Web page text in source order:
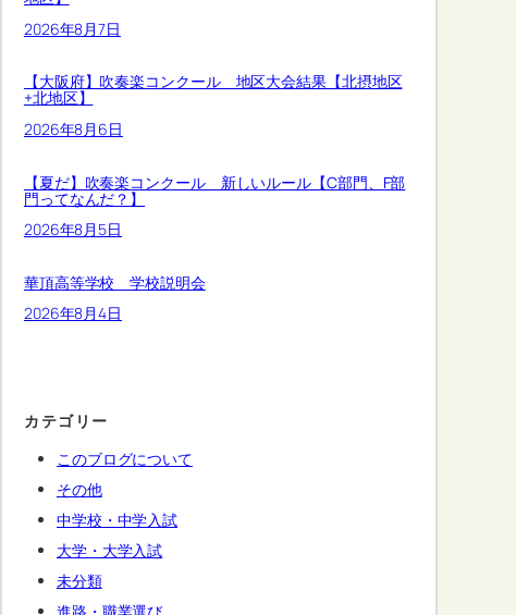
2026年8月7日
【大阪府】吹奏楽コンクール 地区大会結果【北摂地区
+北地区】
2026年8月6日
【夏だ】吹奏楽コンクール 新しいルール【C部門、F部
門ってなんだ？】
2026年8月5日
華頂高等学校 学校説明会
2026年8月4日
カテゴリー
このブログについて
その他
中学校・中学入試
大学・大学入試
未分類